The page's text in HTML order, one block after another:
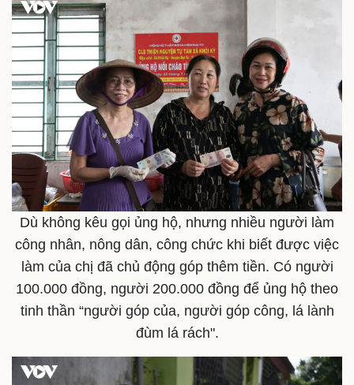
Dù không kêu gọi ủng hộ, nhưng nhiều người làm
công nhân, nông dân, công chức khi biết được việc
làm của chị đã chủ động góp thêm tiền. Có người
100.000 đồng, người 200.000 đồng để ủng hộ theo
tinh thần “người góp của, người góp công, lá lành
đùm lá rách".